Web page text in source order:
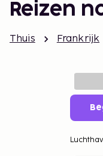
Reizen
Thuis Frankrijk